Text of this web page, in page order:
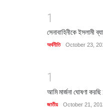
1
সেনাবাহিনীকে ইসলামী
অর্থনীতি October 23,
1
আমি মার্জনা ঘোষণা করছি
জাতীয় October 21,